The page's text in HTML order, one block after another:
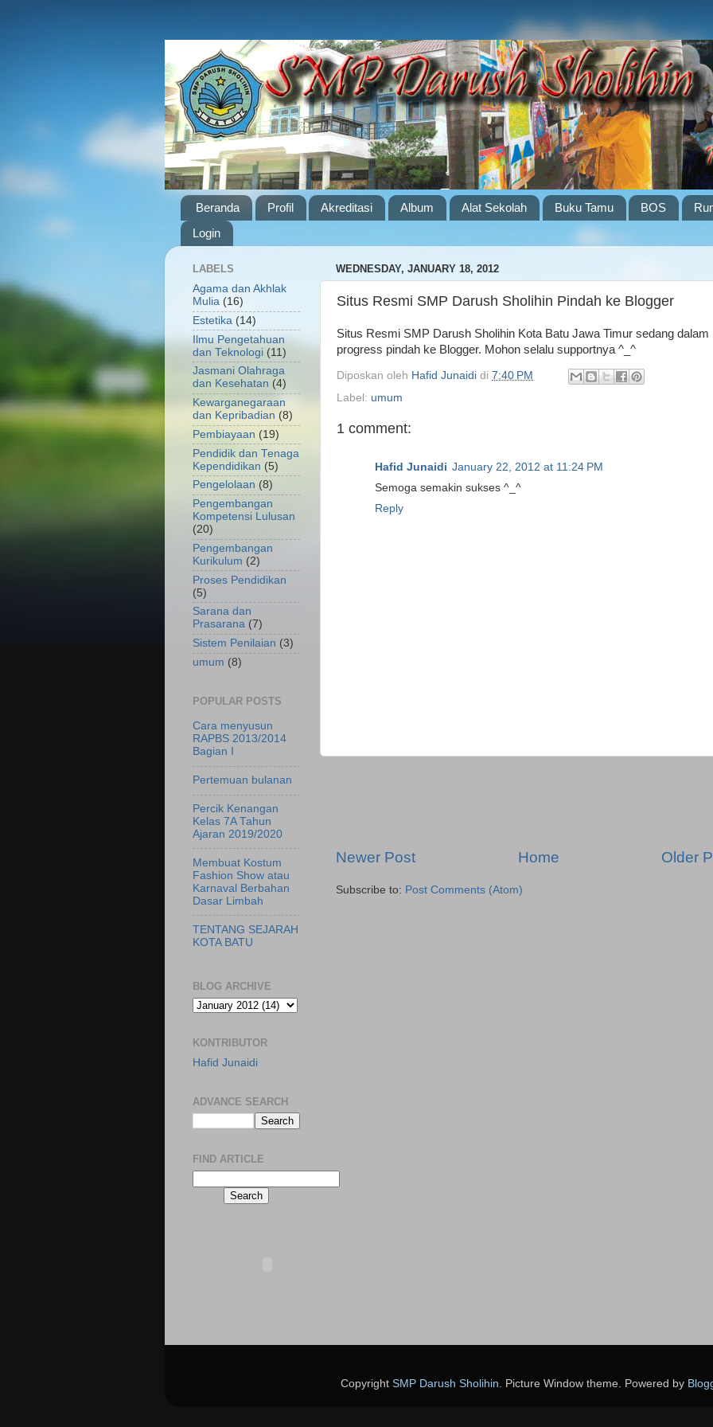
Beranda Profil Akreditasi Album Alat Sekolah Buku Tamu BOS
Login
WEDNESDAY, JANUARY 18, 2012
Situs Resmi SMP Darush Sholihin Pindah ke Blogger
Situs Resmi SMP Darush Sholihin Kota Batu Jawa Timur sedang dalam
progress pindah ke Blogger. Mohon selalu supportnya ^_^
Diposkan oleh Hafid Junaidi di 7:40 PM
Label: umum
1 comment:
Hafid Junaidi January 22, 2012 at 11:24 PM
Semoga semakin sukses ^_^
Reply
Newer Post Older
Home
Subscribe to: Post Comments (Atom)
LABELS
Agama dan Akhlak
Mulia (16)
Estetika (14)
Ilmu Pengetahuan
dan Teknologi (11)
Jasmani Olahraga
dan Kesehatan (4)
Kewarganegaraan
dan Kepribadian (8)
Pembiayaan (19)
Pendidik dan Tenaga
Kependidikan (5)
Pengelolaan (8)
Pengembangan
Kompetensi Lulusan
(20)
Pengembangan
Kurikulum (2)
Proses Pendidikan
(5)
Sarana dan
Prasarana (7)
Sistem Penilaian (3)
umum (8)
POPULAR POSTS
Cara menyusun
RAPBS 2013/2014
Bagian I
Pertemuan bulanan
Percik Kenangan
Kelas 7A Tahun
Ajaran 2019/2020
Membuat Kostum
Fashion Show atau
Karnaval Berbahan
Dasar Limbah
TENTANG SEJARAH
KOTA BATU
BLOG ARCHIVE
KONTRIBUTOR
Hafid Junaidi
ADVANCE SEARCH
FIND ARTICLE
Copyright SMP Darush Sholihin . Picture Window theme. Powered by